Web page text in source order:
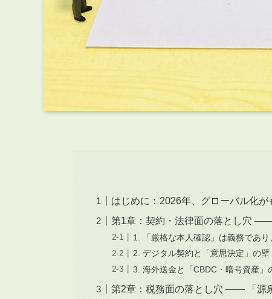
はじめに：2026年、グローバル化が
第1章：契約・法律面の落とし穴
1. 「厳格な本人確認」は義務であ
2. デジタル契約と「意思決定」の壁
3. 海外送金と「CBDC・暗号資産」
第2章：税務面の落とし穴 ―― 「源